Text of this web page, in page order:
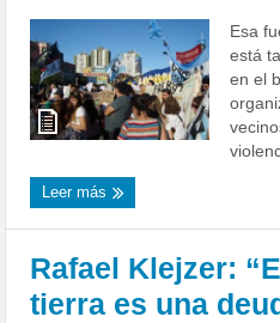
Esa
está
en el
Leer más
Rafael Klejzer:
tierra es una